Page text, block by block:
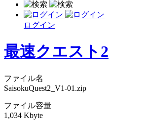
ログイン
最速クエスト2
ファイル名
SaisokuQuest2_V1-01.zip
ファイル容量
1,034 Kbyte